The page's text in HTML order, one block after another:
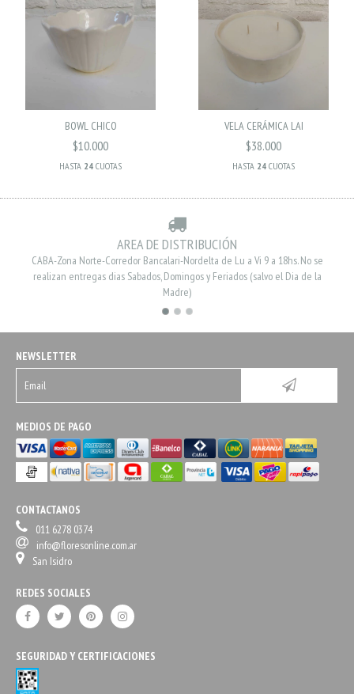
BOWL CHICO
$10.000
HASTA 24 CUOTAS
VELA CERÁMICA LAI
$38.000
HASTA 24 CUOTAS
AREA DE DISTRIBUCIÓN
CABA-Zona Norte-Corredor Bancalari-Nordelta de Lu a Vi 9 a 18hs. No se
realizan entregas dias Sabados, Domingos y Feriados (salvo el Dia de la
Madre)
NEWSLETTER
MEDIOS DE PAGO
CONTACTANOS
011 6278 0374
info@floresonline.com.ar
San Isidro
REDES SOCIALES
SEGURIDAD Y CERTIFICACIONES